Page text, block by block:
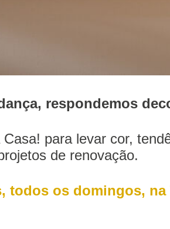
respondemos
para levar cor,
de renovação.
todos os domingos, na